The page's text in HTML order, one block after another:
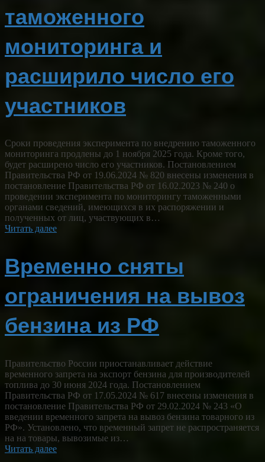
таможенного
мониторинга и
расширило число его
участников
Сроки проведения эксперимента по внедрению таможенного
мониторинга продлены до 1 ноября 2025 года. Кроме того,
будет расширено число его участников. Постановлением
Правительства РФ от 19.06.2024 № 820 внесены изменения в
постановление Правительства РФ от 16.02.2023 № 240 о
проведении эксперимента по мониторингу таможенными
органами сведений, имеющихся в их распоряжении и
полученных от лиц, участвующих в…
Читать далее
Временно сняты
ограничения на вывоз
бензина из РФ
Правительство России приостанавливает действие
временного запрета на экспорт бензина для производителей
топлива до 30 июня 2024 года. Постановлением
Правительства РФ от 17.05.2024 № 617 внесены изменения в
постановление Правительства РФ от 29.02.2024 № 243 «О
введении временного запрета на вывоз бензина товарного из
РФ». Установлено, что временный запрет не распространяется
на на товары, вывозимые из…
Читать далее